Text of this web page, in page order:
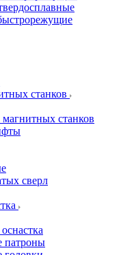
станков
станков
сверл
патроны